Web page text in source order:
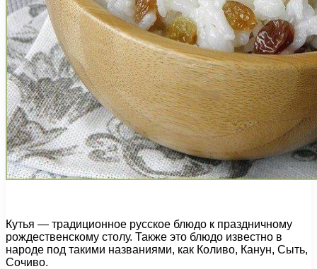
Кутья — традиционное русское блюдо к праздничному
рождественскому столу. Также это блюдо известно в
народе под такими названиями, как Коливо, Канун, Сыть,
Сочиво.